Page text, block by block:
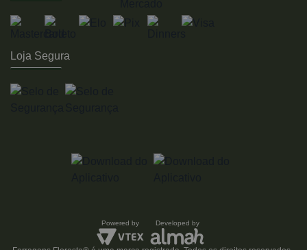
Loja Segura
Powered by Developed by